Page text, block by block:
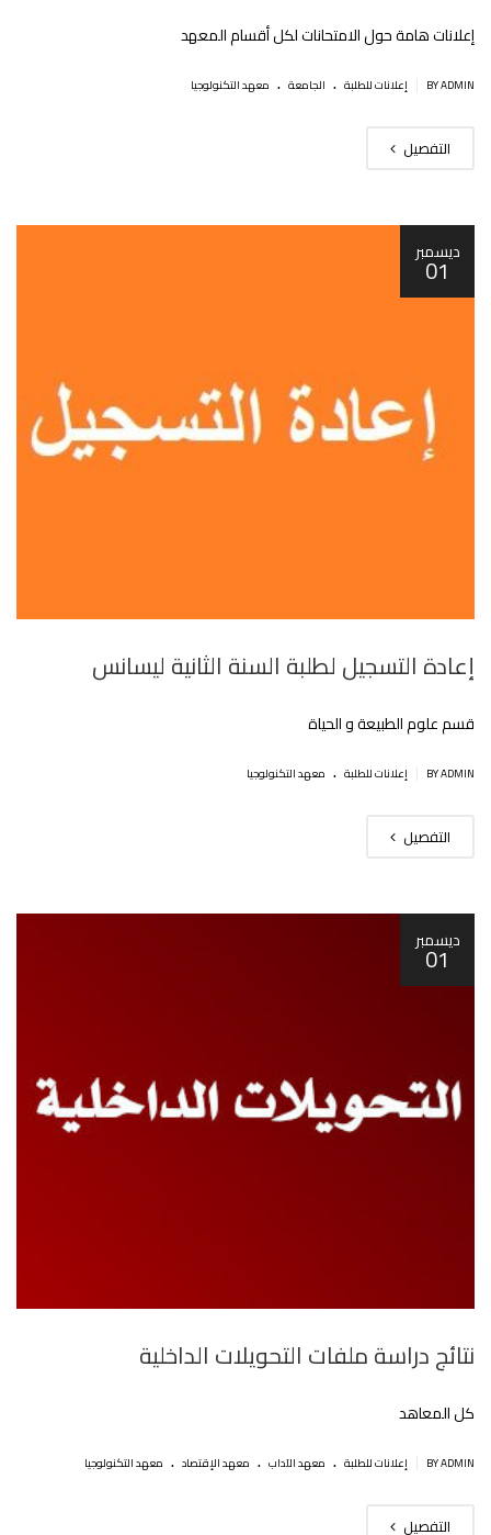
إعلانات هامة حول الامتحانات لكل أقسام المعهد
BY ADMIN إعلانات للطلبة . الجامعة . معهد التكنولوجيا
التفصيل
ديسمبر
01
إعادة التسجيل لطلبة السنة الثانية ليسانس
قسم علوم الطبيعة و الحياة
BY ADMIN إعلانات للطلبة . معهد التكنولوجيا
التفصيل
ديسمبر
01
نتائج دراسة ملفات التحويلات الداخلية
كل المعاهد
BY ADMIN إعلانات للطلبة . معهد الآداب . معهد الإقتصاد . معهد التكنولوجيا
التفصيل